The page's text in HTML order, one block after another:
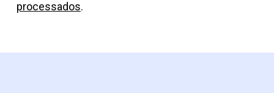
processados.